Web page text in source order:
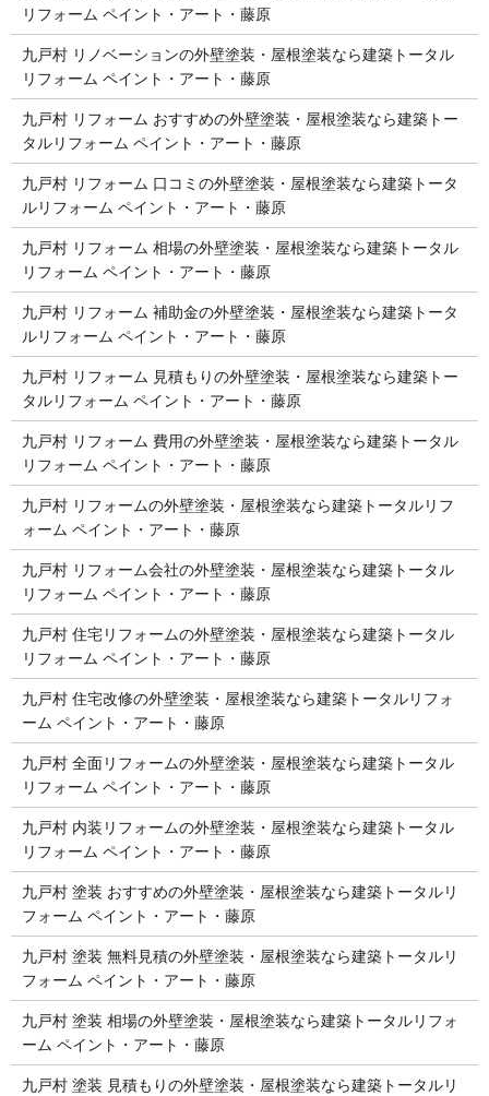
リフォーム ペイント・アート・藤原
九戸村 リノベーションの外壁塗装・屋根塗装なら建築トータル
リフォーム ペイント・アート・藤原
九戸村 リフォーム おすすめの外壁塗装・屋根塗装なら建築トー
タルリフォーム ペイント・アート・藤原
九戸村 リフォーム 口コミの外壁塗装・屋根塗装なら建築トータ
ルリフォーム ペイント・アート・藤原
九戸村 リフォーム 相場の外壁塗装・屋根塗装なら建築トータル
リフォーム ペイント・アート・藤原
九戸村 リフォーム 補助金の外壁塗装・屋根塗装なら建築トータ
ルリフォーム ペイント・アート・藤原
九戸村 リフォーム 見積もりの外壁塗装・屋根塗装なら建築トー
タルリフォーム ペイント・アート・藤原
九戸村 リフォーム 費用の外壁塗装・屋根塗装なら建築トータル
リフォーム ペイント・アート・藤原
九戸村 リフォームの外壁塗装・屋根塗装なら建築トータルリフ
ォーム ペイント・アート・藤原
九戸村 リフォーム会社の外壁塗装・屋根塗装なら建築トータル
リフォーム ペイント・アート・藤原
九戸村 住宅リフォームの外壁塗装・屋根塗装なら建築トータル
リフォーム ペイント・アート・藤原
九戸村 住宅改修の外壁塗装・屋根塗装なら建築トータルリフォ
ーム ペイント・アート・藤原
九戸村 全面リフォームの外壁塗装・屋根塗装なら建築トータル
リフォーム ペイント・アート・藤原
九戸村 内装リフォームの外壁塗装・屋根塗装なら建築トータル
リフォーム ペイント・アート・藤原
九戸村 塗装 おすすめの外壁塗装・屋根塗装なら建築トータルリ
フォーム ペイント・アート・藤原
九戸村 塗装 無料見積の外壁塗装・屋根塗装なら建築トータルリ
フォーム ペイント・アート・藤原
九戸村 塗装 相場の外壁塗装・屋根塗装なら建築トータルリフォ
ーム ペイント・アート・藤原
九戸村 塗装 見積もりの外壁塗装・屋根塗装なら建築トータルリ